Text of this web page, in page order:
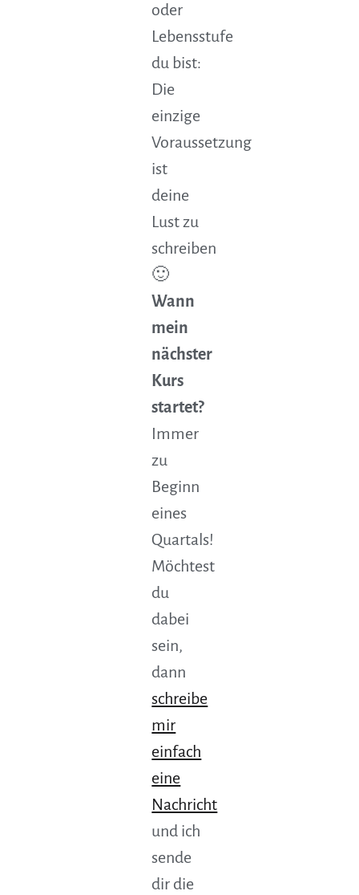
oder
Lebensstufe
du bist:
Die
einzige
Voraussetzung
ist
deine
Lust zu
schreiben
🙂
Wann
mein
nächster
Kurs
startet?
Immer
zu
Beginn
eines
Quartals!
Möchtest
du
dabei
sein,
dann
schreibe
mir
einfach
eine
Nachricht
und ich
sende
dir die